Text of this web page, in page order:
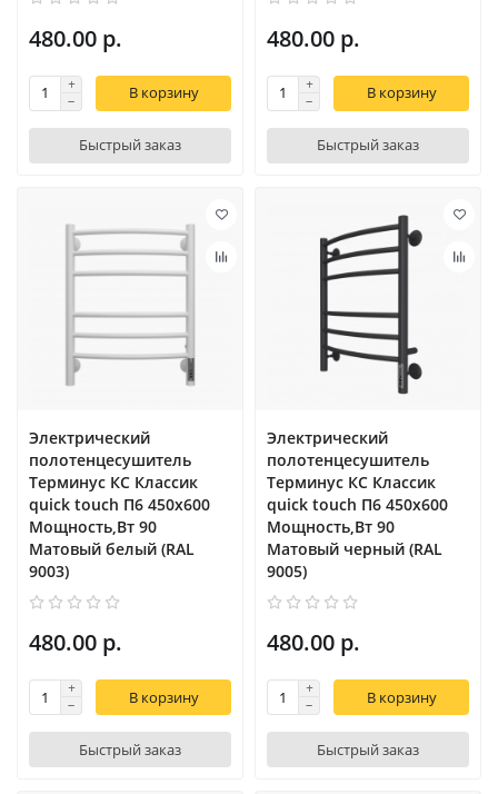
480.00 р.
В корзину
Быстрый заказ
480.00 р.
В корзину
Быстрый заказ
Электрический
полотенцесушитель
Терминус КС Классик
quick touch П6 450х600
Мощность,Вт 90
Матовый белый (RAL
9003)
480.00 р.
В корзину
Быстрый заказ
Электрический
полотенцесушитель
Терминус КС Классик
quick touch П6 450х600
Мощность,Вт 90
Матовый черный (RAL
9005)
480.00 р.
В корзину
Быстрый заказ